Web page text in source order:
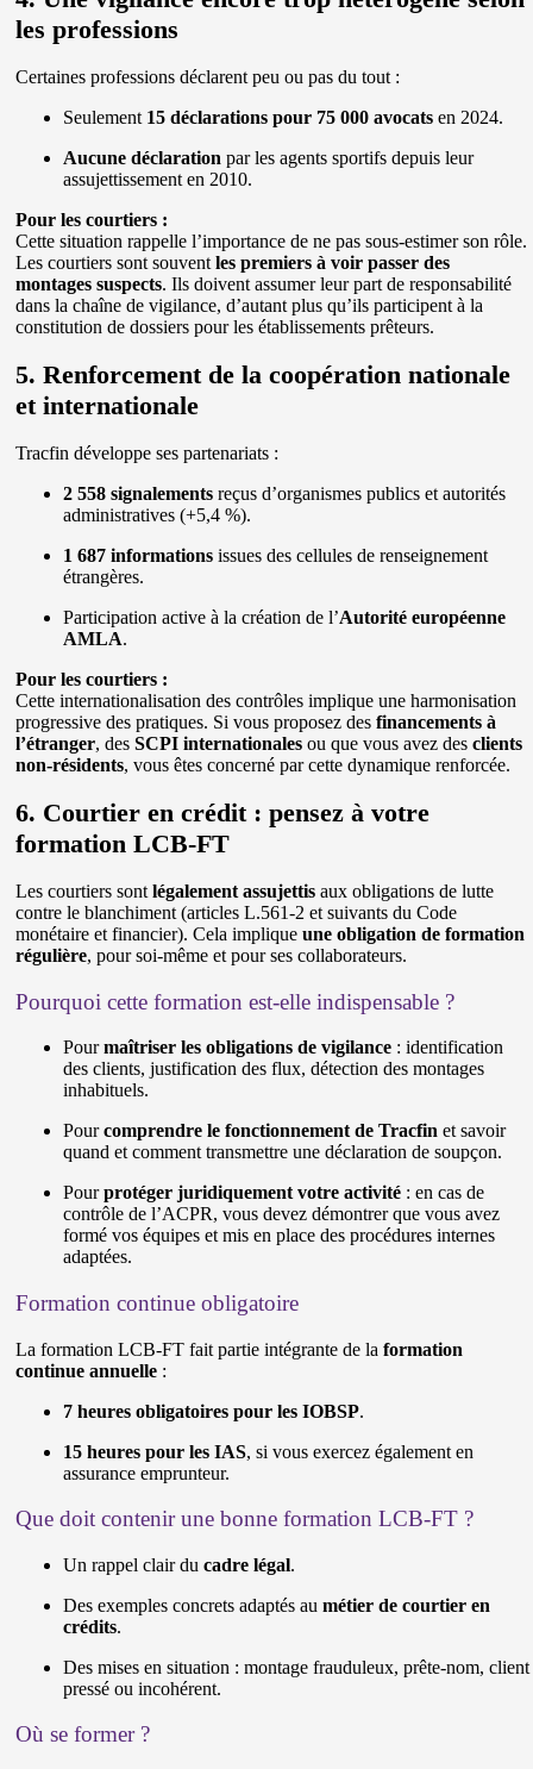
les professions
Certaines professions déclarent peu ou pas du tout :
Seulement 15 déclarations pour 75 000 avocats en 2024.
Aucune déclaration par les agents sportifs depuis leur
assujettissement en 2010.
Pour les courtiers :
Cette situation rappelle l’importance de ne pas sous-estimer son rôle.
Les courtiers sont souventles premiers à voir passer des
montages suspects. Ils doivent assumer leur part de responsabilité
dans la chaîne de vigilance, d’autant plus qu’ils participent à la
constitution de dossiers pour les établissements prêteurs.
5. Renforcement de la coopération nationale
et internationale
Tracfin développe ses partenariats :
2 558 signalements reçus d’organismes publics et autorités
administratives (+5,4 %).
1 687 informations issues des cellules de renseignement
étrangères.
Participation active à la création de l’Autorité européenne
AMLA.
Pour les courtiers :
Cette internationalisation des contrôles implique une harmonisation
progressive des pratiques. Si vous proposez desfinancements à
l’étranger, desSCPI internationales ou que vous avez desclients
non-résidents, vous êtes concerné par cette dynamique renforcée.
6. Courtier en crédit : pensez à votre
formation LCB-FT
Les courtiers sontlégalement assujettis aux obligations de lutte
contre le blanchiment (articles L.561-2 et suivants du Code
monétaire et financier). Cela impliqueune obligation de formation
régulière, pour soi-même et pour ses collaborateurs.
Pourquoi cette formation est-elle indispensable ?
Pourmaîtriser les obligations de vigilance : identification
des clients, justification des flux, détection des montages
inhabituels.
Pourcomprendre le fonctionnement de Tracfin et savoir
quand et comment transmettre une déclaration de soupçon.
Pourprotéger juridiquement votre activité : en cas de
contrôle de l’ACPR, vous devez démontrer que vous avez
formé vos équipes et mis en place des procédures internes
adaptées.
Formation continue obligatoire
La formation LCB-FT fait partie intégrante de laformation
continue annuelle :
7 heures obligatoires pour les IOBSP.
15 heures pour les IAS, si vous exercez également en
assurance emprunteur.
Que doit contenir une bonne formation LCB-FT ?
Un rappel clair ducadre légal.
Des exemples concrets adaptés aumétier de courtier en
crédits.
Des mises en situation : montage frauduleux, prête-nom, client
pressé ou incohérent.
Où se former ?